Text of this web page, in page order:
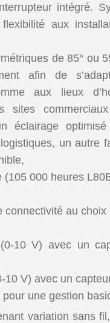
intégré.
aux
de 85° ou
afin de
aux lieux
sites
éclairage
un autre
000 heures
connectivité au choix
(0-10 V) avec un
10 V) avec un
une gestion
variation sans